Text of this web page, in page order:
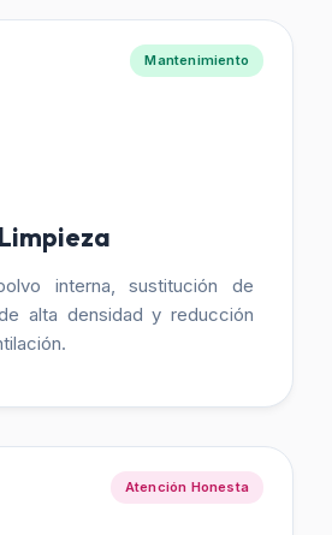
Mantenimiento
interna, sustitución de
alta densidad y reducción
Atención Honesta